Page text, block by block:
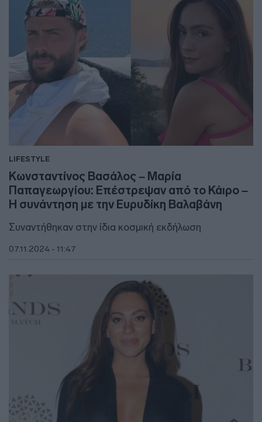
LIFESTYLE
Κωνσταντίνος Βασάλος – Μαρία
Παπαγεωργίου: Επέστρεψαν από το Κάιρο –
Η συνάντηση με την Ευρυδίκη Βαλαβάνη
Συναντήθηκαν στην ίδια κοσμική εκδήλωση
07.11.2024 - 11:47